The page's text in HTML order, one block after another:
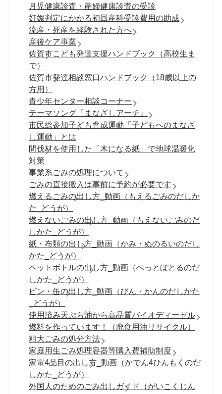
月児健康診査・産婦健康診査の受診
妊娠判定にかかる初回産科受診費用の助成
流産・死産を経験された方へ
産後ケア事業
佐賀市こども発達支援ハンドブック（高校生ま
で）
佐賀市発達相談窓口ハンドブック（18歳以上の
方用）
青少年センター相談コーナー
テーマソング『まなざしアーチ』
市民総参加子ども育成運動「子どもへのまなざ
し運動」とは
間伐材を使用した「木になる紙」で地球温暖化
対策
事業系ごみの処理について
ごみの直接搬入は事前に予約が必要です
燃えるごみの出し方_動画（もえるごみのだしか
た_どうが）
燃えないごみの出し方_動画（もえないごみのだ
しかた_どうが）
紙・布類の出し方_動画（かみ・ぬのるいのだし
かた_どうが）
ペットボトルの出し方_動画（ぺっとぼとるのだ
しかた_どうが）
ビン・缶の出し方_動画（びん・かんのだしかた
_どうが）
使用済み天ぷら油から高品質バイオディーゼル
燃料を作っています！（廃食用油リサイクル）
粗大ごみの処分方法
家庭用生ごみ処理容器等購入費補助制度
家電4品目の出し方_動画（かでん4ひんもくのだ
しかた_どうが）
外国人のためのごみ出しガイド（がいこくじん